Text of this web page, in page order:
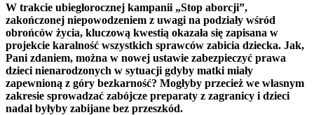
W trakcie ubiegłorocznej kampanii „Stop aborcji”,
zakończonej niepowodzeniem z uwagi na podziały wśród
obrońców życia, kluczową kwestią okazała się zapisana w
projekcie karalność wszystkich sprawców zabicia dziecka. Jak,
Pani zdaniem, można w nowej ustawie zabezpieczyć prawa
dzieci nienarodzonych w sytuacji gdyby matki miały
zapewnioną z góry bezkarność? Mogłyby przecież we własnym
zakresie sprowadzać zabójcze preparaty z zagranicy i dzieci
nadal byłyby zabijane bez przeszkód.